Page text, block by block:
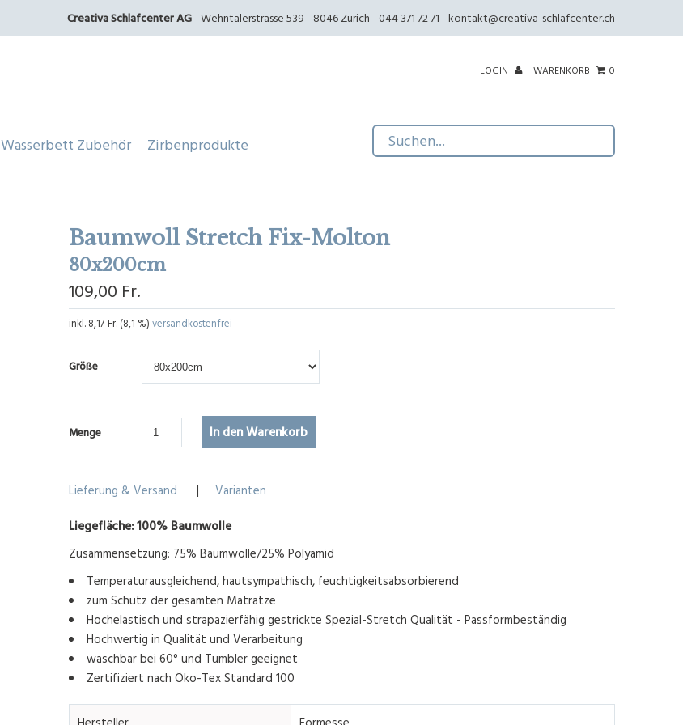
Creativa Schlafcenter AG- Wehntalerstrasse 539 - 8046 Zürich - 044 371 72 71 -kontakt@creativa-schlafcenter.ch
LOGIN WARENKORB 0
Wasserbett Zubehör Zirbenprodukte
Baumwoll Stretch Fix-Molton
80x200cm
109,00 Fr.
inkl. 8,17 Fr.(8,1 %) versandkostenfrei
Größe
Menge
Lieferung & Versand |
Varianten
Liegefläche: 100% Baumwolle
Zusammensetzung: 75% Baumwolle/25% Polyamid
Temperaturausgleichend, hautsympathisch, feuchtigkeitsabsorbierend
zum Schutz der gesamten Matratze
Hochelastisch und strapazierfähig gestrickte Spezial-Stretch Qualität - Passformbeständig
Hochwertig in Qualität und Verarbeitung
waschbar bei 60° und Tumbler geeignet
Zertifiziert nach Öko-Tex Standard 100